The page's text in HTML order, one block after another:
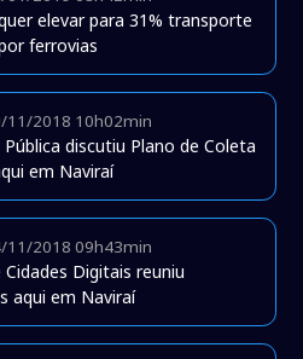
elevar para 31% transporte
ferrovias
11/2018 10h02min
Pública discutiu Plano de Coleta
em Naviraí
11/2018 09h43min
Digitais reuniu
aqui em Naviraí